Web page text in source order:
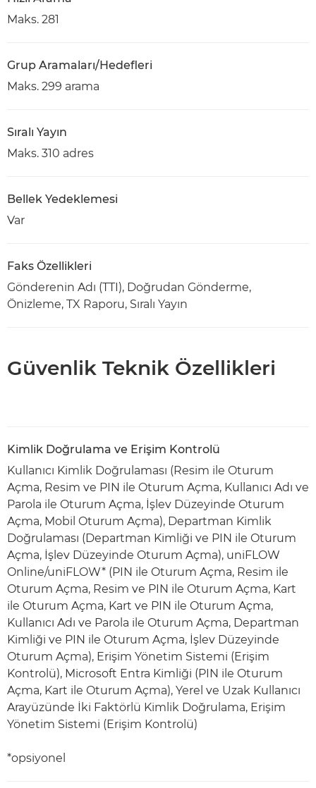
Maks. 281
Grup Aramaları/Hedefleri
Maks. 299 arama
Sıralı Yayın
Maks. 310 adres
Bellek Yedeklemesi
Var
Faks Özellikleri
Gönderenin Adı (TTI), Doğrudan Gönderme,
Önizleme, TX Raporu, Sıralı Yayın
Güvenlik Teknik Özellikleri
Kimlik Doğrulama ve Erişim Kontrolü
Kullanıcı Kimlik Doğrulaması (Resim ile Oturum
Açma, Resim ve PIN ile Oturum Açma, Kullanıcı Adı ve
Parola ile Oturum Açma, İşlev Düzeyinde Oturum
Açma, Mobil Oturum Açma), Departman Kimlik
Doğrulaması (Departman Kimliği ve PIN ile Oturum
Açma, İşlev Düzeyinde Oturum Açma), uniFLOW
Online/uniFLOW* (PIN ile Oturum Açma, Resim ile
Oturum Açma, Resim ve PIN ile Oturum Açma, Kart
ile Oturum Açma, Kart ve PIN ile Oturum Açma,
Kullanıcı Adı ve Parola ile Oturum Açma, Departman
Kimliği ve PIN ile Oturum Açma, İşlev Düzeyinde
Oturum Açma), Erişim Yönetim Sistemi (Erişim
Kontrolü), Microsoft Entra Kimliği (PIN ile Oturum
Açma, Kart ile Oturum Açma), Yerel ve Uzak Kullanıcı
Arayüzünde İki Faktörlü Kimlik Doğrulama, Erişim
Yönetim Sistemi (Erişim Kontrolü)
*opsiyonel